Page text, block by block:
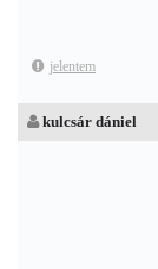
jelentem
kulcsár dániel